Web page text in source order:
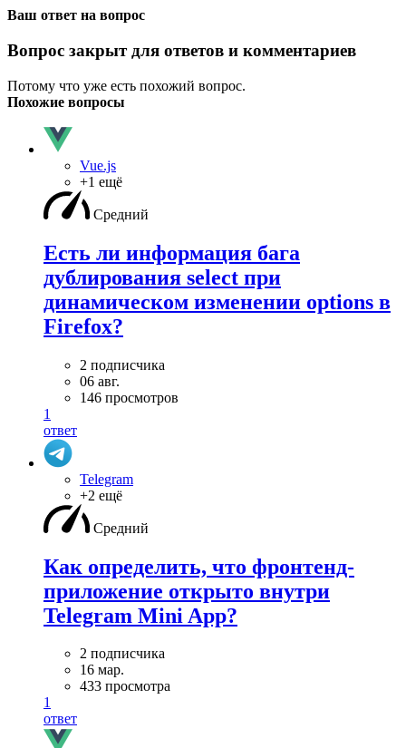
Ваш ответ на вопрос
Вопрос закрыт для ответов и комментариев
Потому что уже есть похожий вопрос.
Похожие вопросы
Vue.js
+1 ещё
Средний
Есть ли информация бага
дублирования select при
динамическом изменении options в
Firefox?
2 подписчика
06 авг.
146 просмотров
1
ответ
Telegram
+2 ещё
Средний
Как определить, что фронтенд-
приложение открыто внутри
Telegram Mini App?
2 подписчика
16 мар.
433 просмотра
1
ответ